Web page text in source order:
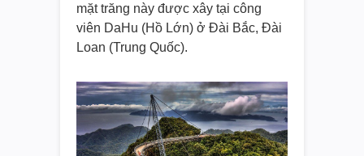
mặt trăng này được xây tại công
viên DaHu (Hồ Lớn) ở Đài Bắc, Đài
Loan (Trung Quốc).